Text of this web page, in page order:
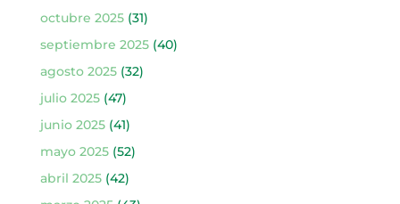
octubre 2025(31)
septiembre 2025(40)
agosto 2025(32)
julio 2025(47)
junio 2025(41)
mayo 2025(52)
abril 2025(42)